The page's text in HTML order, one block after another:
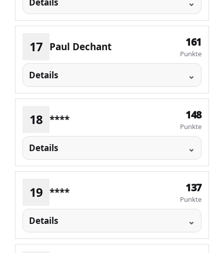
Details
17 Paul Dechant 161
Punkte
Details
18 **** 148
Punkte
Details
19 **** 137
Punkte
Details